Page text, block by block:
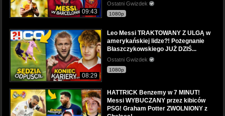
09:43
Ostatni Gwizdek
1080p
08:29
Leo Messi TRAKTOWANY Z ULGĄ w
amerykańskiej lidze?! Pożegnanie
Błaszczykowskiego JUŻ DZIŚ...
Ostatni Gwizdek
1080p
HATTRICK Benzemy w 7 MINUT!
Messi WYBUCZANY przez kibiców
PSG! Graham Potter ZWOLNIONY z